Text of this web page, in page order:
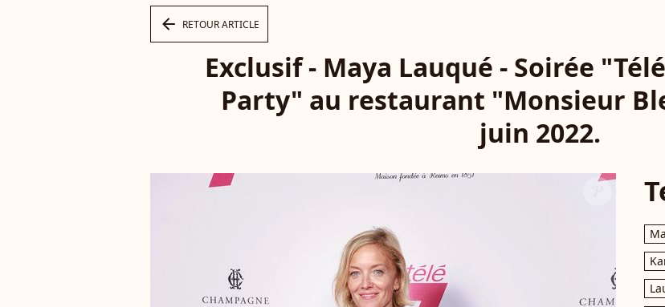
arrow_left RETOUR ARTICLE
Exclusif - Maya Lauqué - Soirée
Party" au restaurant "Monsieur
juin 2022.